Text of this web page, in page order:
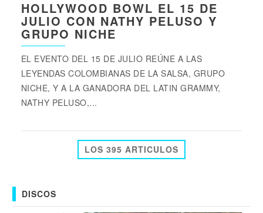
HOLLYWOOD BOWL EL 15 DE
JULIO CON NATHY PELUSO Y
GRUPO NICHE
EL EVENTO DEL 15 DE JULIO REÚNE A LAS
LEYENDAS COLOMBIANAS DE LA SALSA, GRUPO
NICHE, Y A LA GANADORA DEL LATIN GRAMMY,
NATHY PELUSO,...
LOS 395 ARTICULOS
DISCOS